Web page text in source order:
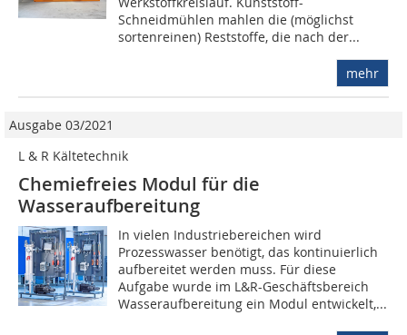
Schneidmühlen mahlen die (möglichst
sortenreinen) Reststoffe, die nach der...
mehr
Ausgabe 03/2021
L & R Kältetechnik
Chemiefreies Modul für die
Wasseraufbereitung
In vielen Industriebereichen wird
Prozesswasser benötigt, das kontinuierlich
aufbereitet werden muss. Für diese
Aufgabe wurde im L&R-Geschäftsbereich
Wasseraufbereitung ein Modul entwickelt,...